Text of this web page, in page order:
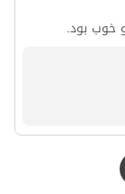
خوب بود.